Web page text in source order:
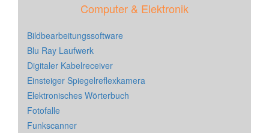
Computer & Elektronik
Bildbearbeitungssoftware
Blu Ray Laufwerk
Digitaler Kabelreceiver
Einsteiger Spiegelreflexkamera
Elektronisches Wörterbuch
Fotofalle
Funkscanner